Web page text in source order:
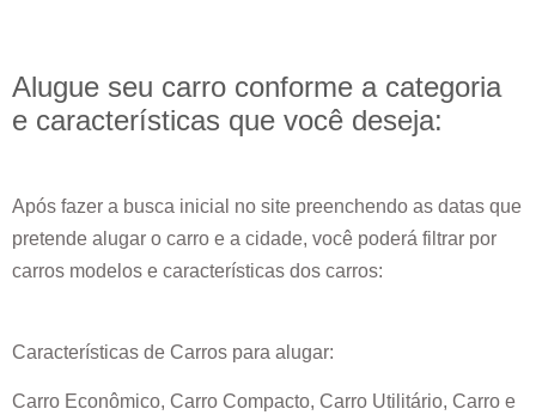
Alugue seu carro conforme a categoria
e características que você deseja:
Após fazer a busca inicial no site preenchendo as datas que
pretende alugar o carro e a cidade, você poderá filtrar por
carros modelos e características dos carros:
Características de Carros para alugar:
Carro Econômico, Carro Compacto, Carro Utilitário, Carro e